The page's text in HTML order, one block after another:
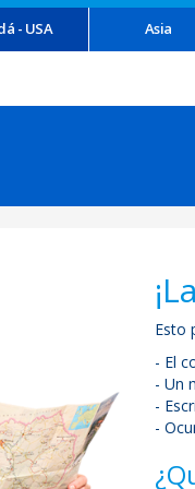
- USA Asia
Esto
- El
- Un
-
-